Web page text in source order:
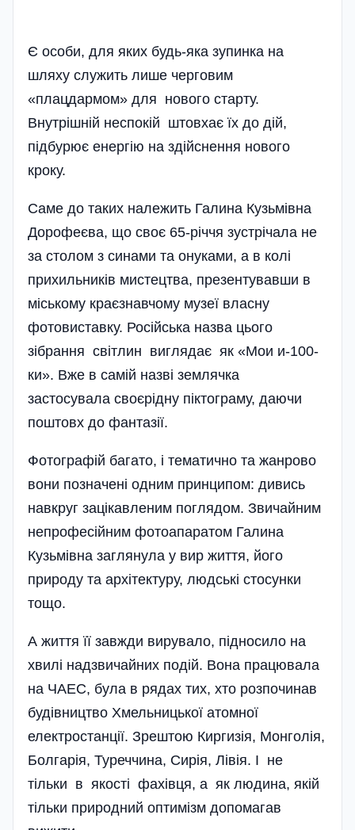
Є особи, для яких будь-яка зупинка на
шляху служить лише черговим
«плацдармом» для нового старту.
Внутрішній неспокій штовхає їх до дій,
підбурює енергію на здійснення нового
кроку.
Саме до таких належить Галина Кузьмівна
Дорофеєва, що своє 65-річчя зустрічала не
за столом з синами та онуками, а в колі
прихильників мистецтва, презентувавши в
міському краєзнавчому музеї власну
фотовиставку. Російська назва цього
зібрання світлин виглядає як «Мои и-100-
ки». Вже в самій назві землячка
застосувала своєрідну піктограму, даючи
поштовх до фантазії.
Фотографій багато, і тематично та жанрово
вони позначені одним принципом: дивись
навкруг зацікавленим поглядом. Звичайним
непрофесійним фотоапаратом Галина
Кузьмівна заглянула у вир життя, його
природу та ар­хітектуру, людські стосунки
тощо.
А життя її завжди вирувало, підносило на
хвилі надзвичайних подій. Вона працювала
на ЧАЕС, була в рядах тих, хто розпочинав
будівництво Хмельницької атомної
електростанції. Зрештою Киргизія, Монголія,
Болгарія, Туреччина, Сирія, Лівія. І не
тільки в якості фахівця, а як людина, якій
тільки природний оптимізм допомагав